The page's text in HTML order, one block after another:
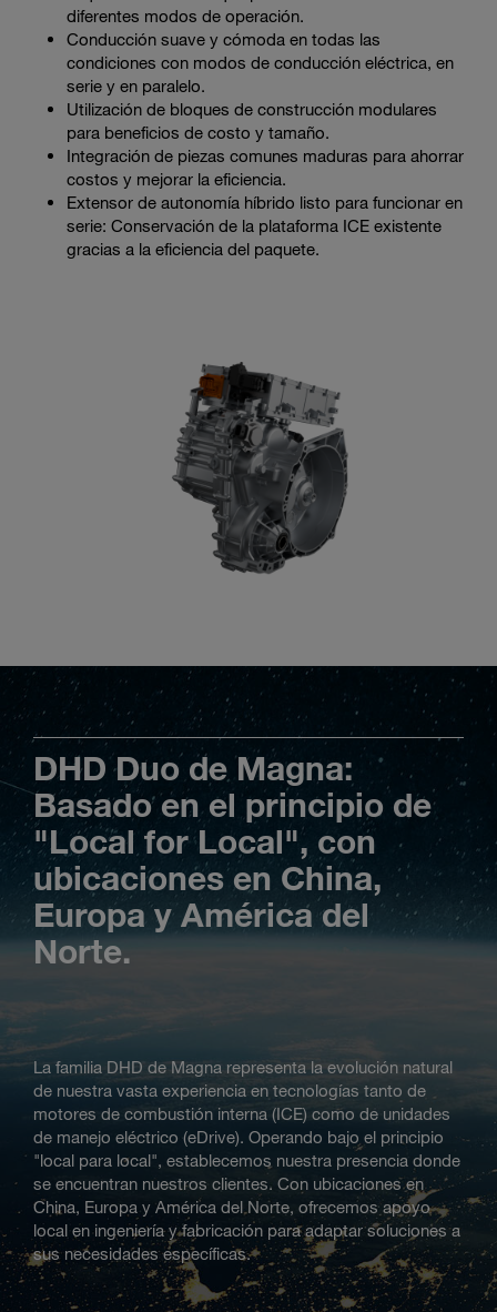
diferentes modos de operación.
Conducción suave y cómoda en todas las
condiciones con modos de conducción eléctrica, en
serie y en paralelo.
Utilización de bloques de construcción modulares
para beneficios de costo y tamaño.
Integración de piezas comunes maduras para ahorrar
costos y mejorar la eficiencia.
Extensor de autonomía híbrido listo para funcionar en
serie: Conservación de la plataforma ICE existente
gracias a la eficiencia del paquete.
DHD Duo de Magna:
Basado en el principio de
"Local for Local", con
ubicaciones en China,
Europa y América del
Norte.
La familia DHD de Magna representa la evolución natural
de nuestra vasta experiencia en tecnologías tanto de
motores de combustión interna (ICE) como de unidades
de manejo eléctrico (eDrive). Operando bajo el principio
"local para local", establecemos nuestra presencia donde
se encuentran nuestros clientes. Con ubicaciones en
China, Europa y América del Norte, ofrecemos apoyo
local en ingeniería y fabricación para adaptar soluciones a
sus necesidades específicas.